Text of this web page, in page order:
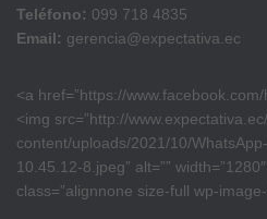
Teléfono: 099 718 4835
Email: gerencia@expectativa.ec
<a href=”https://
<img src=”http://
content/uploads/2021/10/
10.45.12-8.jpeg” alt=””
class=”alignnone size-full wp-